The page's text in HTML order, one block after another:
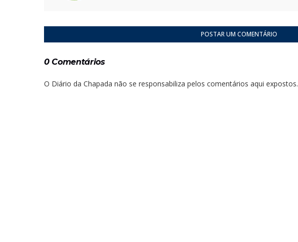
POSTAR UM COMENTÁRIO
0 Comentários
O Diário da Chapada não se responsabiliza pelos comentários aqui expostos.